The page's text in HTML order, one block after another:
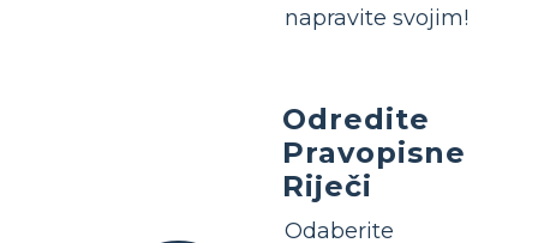
napravite svojim!
Odredite
Pravopisne
Riječi
Odaberite